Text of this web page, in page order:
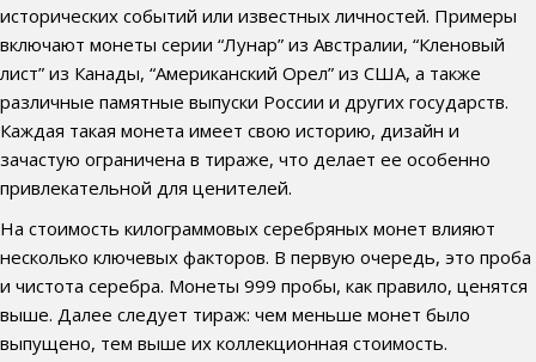
исторических событий или известных личностей. Примеры
включают монеты серии “Лунар” из Австралии, “Кленовый
лист” из Канады, “Американский Орел” из США, а также
различные памятные выпуски России и других государств.
Каждая такая монета имеет свою историю, дизайн и
зачастую ограничена в тираже, что делает ее особенно
привлекательной для ценителей.
На стоимость килограммовых серебряных монет влияют
несколько ключевых факторов. В первую очередь, это проба
и чистота серебра. Монеты 999 пробы, как правило, ценятся
выше. Далее следует тираж: чем меньше монет было
выпущено, тем выше их коллекционная стоимость.